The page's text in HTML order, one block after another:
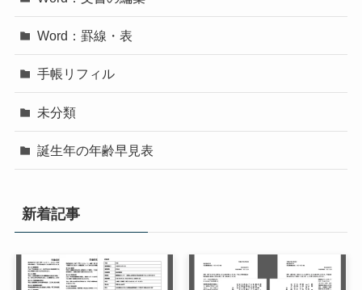
Word：罫線・表
手帳リフィル
未分類
誕生年の年齢早見表
新着記事